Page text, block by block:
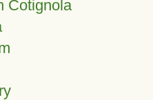
Cotignola